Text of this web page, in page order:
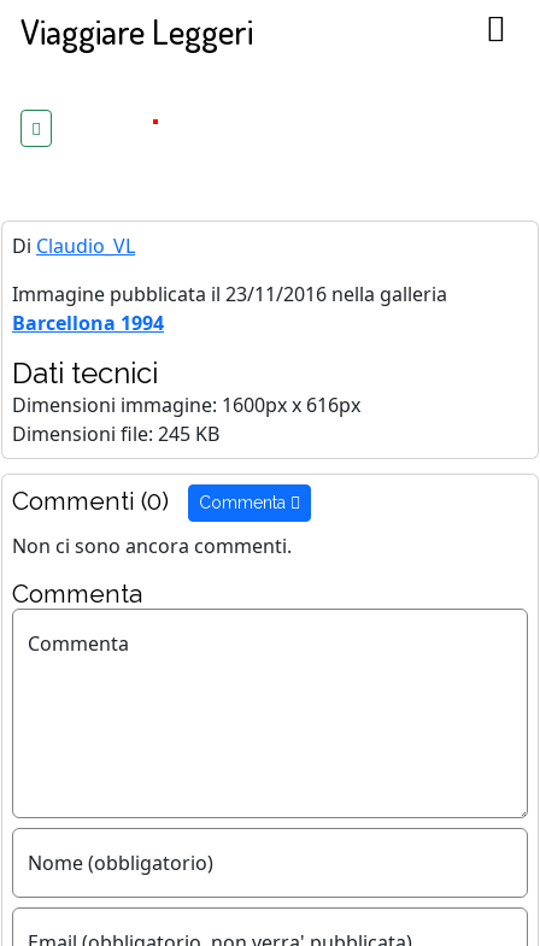
Viaggiare Leggeri
Di Claudio_VL
Immagine pubblicata il 23/11/2016 nella galleria
Barcellona 1994
Dati tecnici
Dimensioni immagine: 1600px x 616px
Dimensioni file: 245 KB
Commenti (0) Commenta
Non ci sono ancora commenti.
Commenta
Commenta
Nome (obbligatorio)